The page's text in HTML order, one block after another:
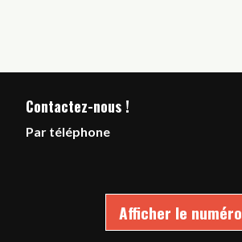
Contactez-nous !
Par téléphone
Afficher le numéro